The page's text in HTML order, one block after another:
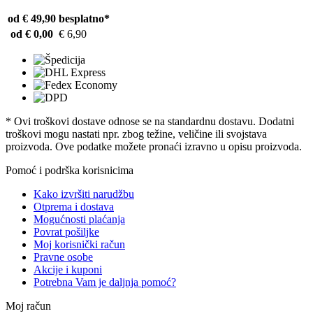
od € 49,90 besplatno*
od € 0,00 € 6,90
* Ovi troškovi dostave odnose se na standardnu ​​dostavu. Dodatni
troškovi mogu nastati npr. zbog težine, veličine ili svojstava
proizvoda. Ove podatke možete pronaći izravno u opisu proizvoda.
Pomoć i podrška korisnicima
Kako izvršiti narudžbu
Otprema i dostava
Mogućnosti plaćanja
Povrat pošiljke
Moj korisnički račun
Pravne osobe
Akcije i kuponi
Potrebna Vam je daljnja pomoć?
Moj račun